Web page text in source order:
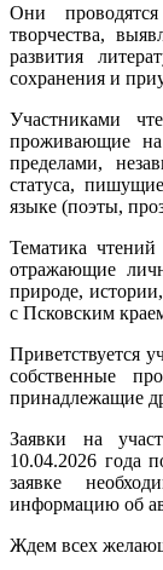
Они
творчества,
развития
сохранения и
Участниками
проживающие
пределами,
статуса,
языке (поэты,
Тематика чтений
отражающие
природе,
с Псковским
Приветствуется
собственные
принадлежащие
Заявки на
10.04.2026 года
заявке
информацию об
Ждем всех